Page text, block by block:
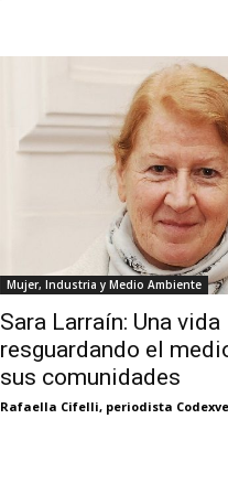
Mujer, Industria y Medio Ambiente
Sara Larraín: Una vida
resguardando el
sus comunidades
Rafaella Cifelli, periodista